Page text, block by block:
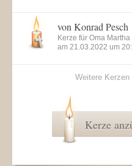
von Konrad Pesch
Kerze für Oma
am 21.03.2022 um
Weitere Kerzen
Kerze